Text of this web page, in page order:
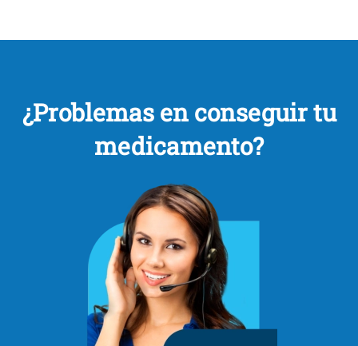
¿Problemas en conseguir tu
medicamento?